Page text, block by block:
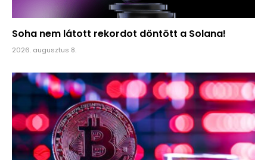
Soha nem látott rekordot döntött a Solana!
2026. augusztus 8.